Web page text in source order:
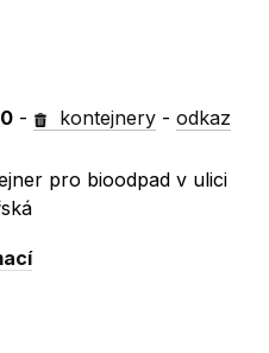
- kontejnery -odkaz
pro bioodpad v ulici